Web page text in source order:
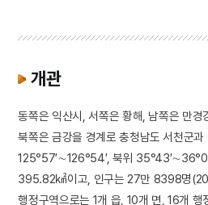
개관
동쪽은 익산시, 서쪽은 황해, 남쪽은 만
북쪽은 금강을 경계로 충청남도 서천군과
125°57′∼126°54′, 북위
395.82㎢이고, 인구는 27만 8398명
행정구역으로는 1개 읍, 10개 면, 16개